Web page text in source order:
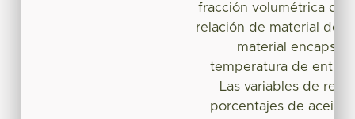
fracción volumétrica
relación de material de
material
temperatura de
Las variables de
porcentajes de aceite